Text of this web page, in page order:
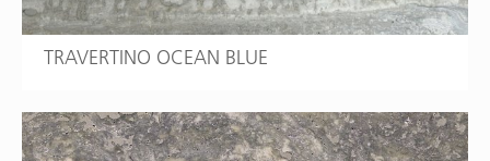
TRAVERTINO OCEAN BLUE